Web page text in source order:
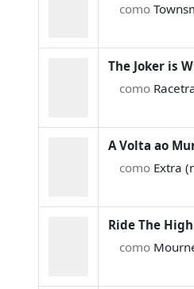
como
The Joker is
como
A Volta ao
como Extra
Ride The
como